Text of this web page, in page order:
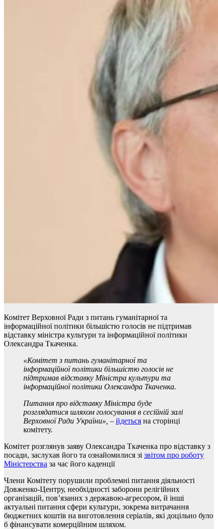
Комітет Верховної Ради з питань гуманітарної та
інформаційної політики більшістю голосів не підтримав
відставку міністра культури та інформаційної політики
Олександра Ткаченка.
«Комітет з питань гуманітарної та
інформаційної політики більшістю голосів не
підтримав відставку Міністра культури та
інформаційної політики Олександра Ткаченка.
Питання про відставку Міністра буде
розглядатися шляхом голосування в сесійній залі
Верховної Ради України», – йдеться на сторінці
комітету.
Комітет розглянув заяву Олександра Ткаченка про відставку з
посади, заслухав його та ознайомилися зі звітом про роботу
Міністерства за час його каденції
Члени Комітету порушили проблемні питання діяльності
Довженко-Центру, необхідності заборони релігійних
організацій, пов’язаних з державою-агресором, й інші
актуальні питання сфери культури, зокрема витрачання
бюджетних коштів на виготовлення серіалів, які доцільно було
б фінансувати комерційним шляхом.